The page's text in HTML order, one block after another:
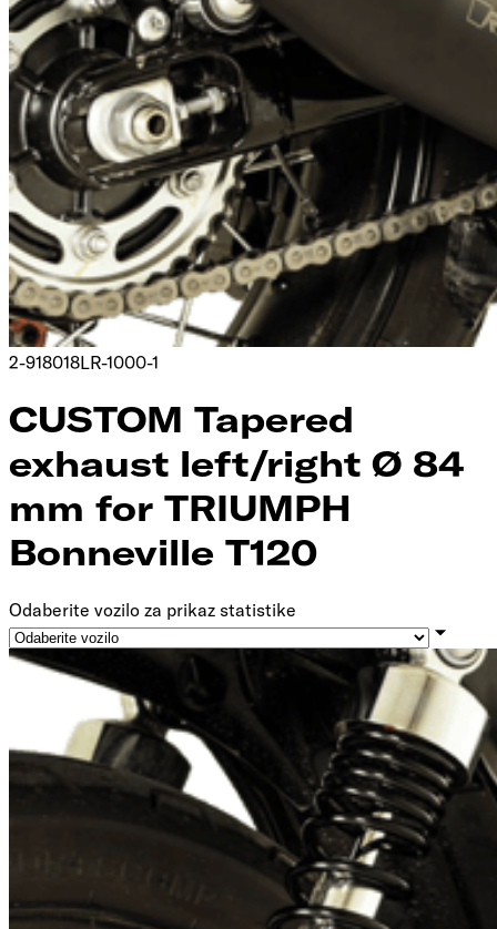
2-918018LR-1000-1
CUSTOM Tapered
exhaust left/right Ø 84
mm for TRIUMPH
Bonneville T120
Odaberite vozilo za prikaz statistike